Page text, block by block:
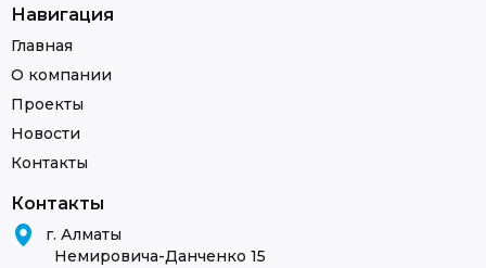
Навигация
Главная
О компании
Проекты
Новости
Контакты
Контакты
г. Алматы
Немировича-Данченко 15